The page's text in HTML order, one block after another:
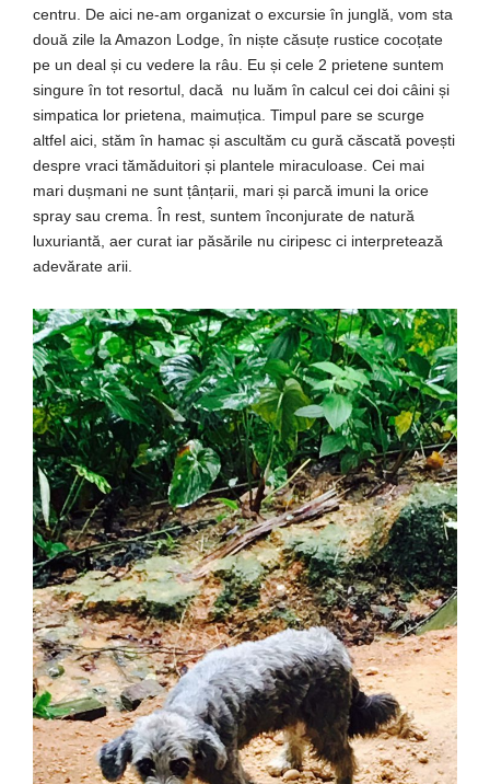
centru. De aici ne-am organizat o excursie în junglă, vom sta
două zile la Amazon Lodge, în niște căsuțe rustice cocoțate
pe un deal și cu vedere la râu. Eu și cele 2 prietene suntem
singure în tot resortul, dacă nu luăm în calcul cei doi câini și
simpatica lor prietena, maimuțica. Timpul pare se scurge
altfel aici, stăm în hamac și ascultăm cu gură căscată povești
despre vraci tămăduitori și plantele miraculoase. Cei mai
mari dușmani ne sunt țânțarii, mari și parcă imuni la orice
spray sau crema. În rest, suntem înconjurate de natură
luxuriantă, aer curat iar păsările nu ciripesc ci interpretează
adevărate arii.